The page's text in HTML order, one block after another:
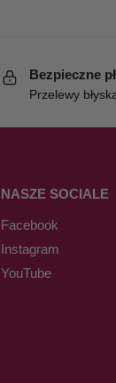
Bezpieczne
Przelewy
NASZE SOCIALE
Facebook
Instagram
YouTube